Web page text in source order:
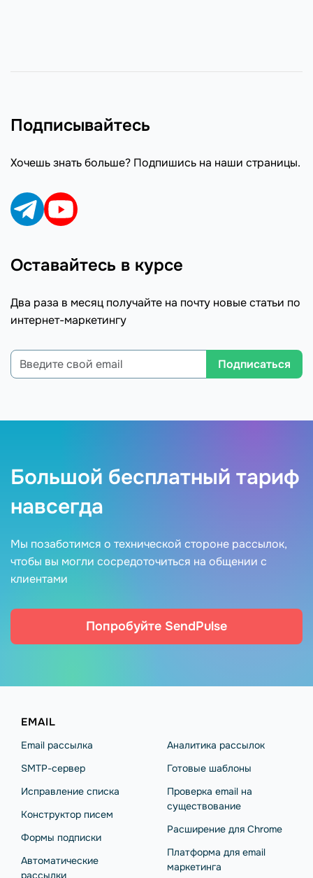
Подписывайтесь
Хочешь знать больше? Подпишись на наши страницы.
Оставайтесь в курсе
Два раза в месяц получайте на почту новые статьи по
интернет-маркетингу
Подписаться
Большой бесплатный тариф
навсегда
Мы позаботимся о технической стороне рассылок,
чтобы вы могли сосредоточиться на общении с
клиентами
Попробуйте SendPulse
EMAIL
Email рассылка
SMTP-сервер
Исправление списка
Конструктор писем
Формы подписки
Автоматические
рассылки
Аналитика рассылок
Готовые шаблоны
Проверка email на
существование
Расширение для Chrome
Платформа для email
маркетинга